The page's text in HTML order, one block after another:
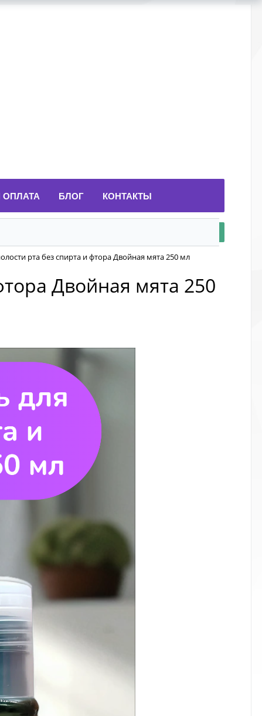
ОПЛАТА БЛОГ КОНТАКТЫ
рта без спирта и фтора Двойная мята 250 мл
Двойная мята 250